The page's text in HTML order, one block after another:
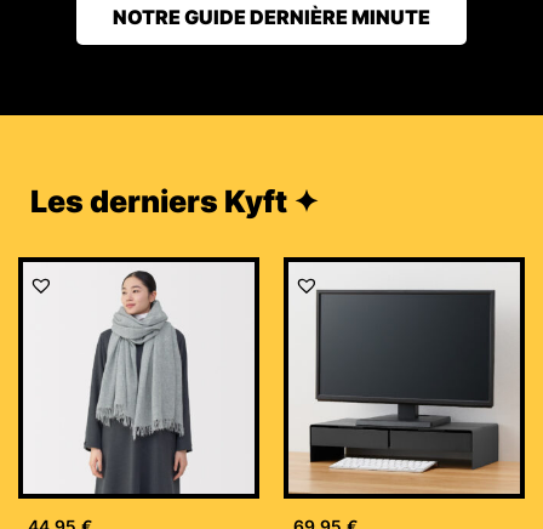
NOTRE GUIDE DERNIÈRE MINUTE
Les derniers Kyft ✦